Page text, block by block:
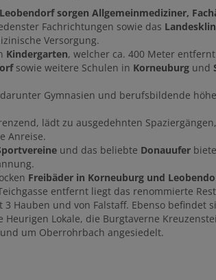
sorgen Allgemeinmediziner,
Fachrichtungen sowie das
Versorgung.
Kindergarten, welcher ca. 400 Meter
sowie weitere Schulen in Korneuburg und
Gymnasien und berufsbildende
lädt zu ausgedehnten
Anreise.
und das beliebte Donauufer
Freibäder in Korneuburg und
entfernt liegt das renommierte
Hauben und von Falstaff. Ebenso befindet
Lokale, die Burgtaverne
um Oberrohrbach angesiedelt.